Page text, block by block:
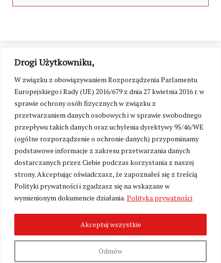
Drogi Użytkowniku,
W związku z obowiązywaniem Rozporządzenia Parlamentu
Europejskiego i Rady (UE) 2016/679 z dnia 27 kwietnia 2016 r. w
sprawie ochrony osób fizycznych w związku z
przetwarzaniem danych osobowych i w sprawie swobodnego
przepływu takich danych oraz uchylenia dyrektywy 95/46/WE
(ogólne rozporządzenie o ochronie danych) przypominamy
podstawowe informacje z zakresu przetwarzania danych
dostarczanych przez Ciebie podczas korzystania z naszej
strony. Akceptując oświadczasz, że zapoznałeś się z treścią
Polityki prywatności i zgadzasz się na wskazane w
wymienionym dokumencie działania. Polityka prywatności
Odmów
Akceptuj wszystkie
Zmień ustawienia cookies
2026. Wszelkie Prawa Zastrzeżone.
Polityka prywatności
Fundacja Wolność i Demokracja